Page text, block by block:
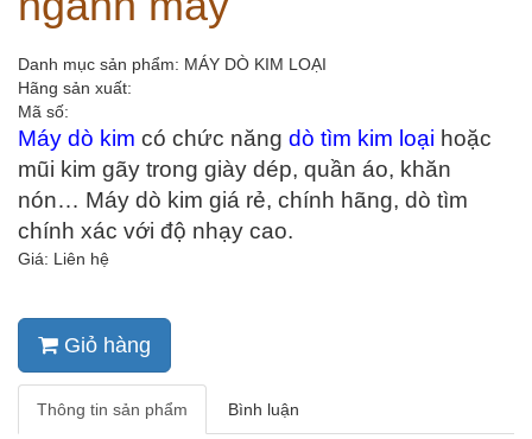
Danh mục sản phẩm: MÁY DÒ KIM LOẠI
Hãng sản xuất:
Mã số:
Máy dò kim có chức năng dò tìm kim loại hoặc
mũi kim gãy trong giày dép, quần áo, khăn
nón… Máy dò kim giá rẻ, chính hãng, dò tìm
chính xác với độ nhạy cao.
Giá: Liên hệ
Giỏ hàng
Thông tin sản phẩm Bình luận